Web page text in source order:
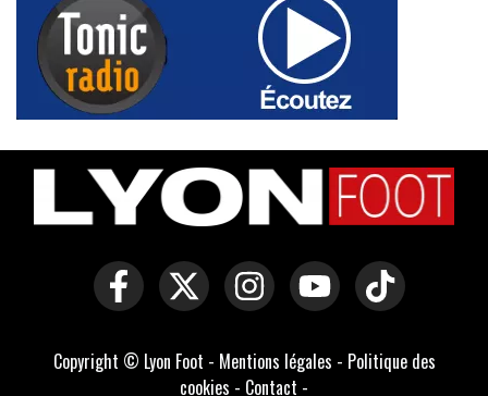
Copyright © Lyon Foot - Mentions légales - Politique des
cookies - Contact -